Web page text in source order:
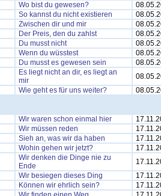
Wo bist du gewesen?
So kannst du nicht existieren
Zwischen dir und mir
Der Preis, den du zahlst
Du musst nicht
Wenn du wüsstest
Du musst es gewesen sein
Es liegt nicht an dir, es liegt an
mir
Wie geht es für uns weiter?
Wir waren schon einmal hier
Wir müssen reden
Sieh an, was wir da haben
Wohin gehen wir jetzt?
Wir denken die Dinge nie zu
Ende
Wir besiegen dieses Ding
Können wir ehrlich sein?